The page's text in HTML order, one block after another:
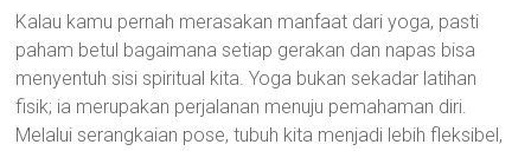
Kalau kamu pernah merasakan manfaat dari yoga, pasti
paham betul bagaimana setiap gerakan dan napas bisa
menyentuh sisi spiritual kita. Yoga bukan sekadar latihan
fisik; ia merupakan perjalanan menuju pemahaman diri.
Melalui serangkaian pose, tubuh kita menjadi lebih fleksibel,